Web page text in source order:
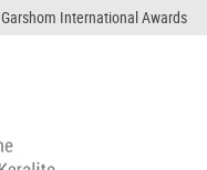
Garshom International Awards